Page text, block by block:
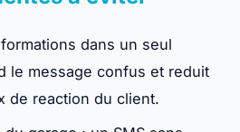
dans un seul
le message confus et reduit
de reaction du client.